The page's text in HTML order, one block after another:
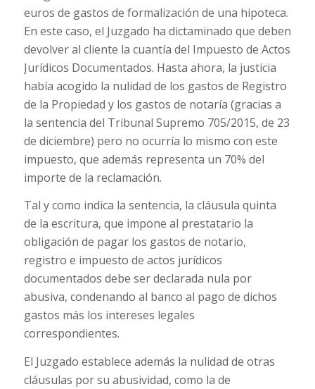
euros de gastos de formalización de una hipoteca.
En este caso, el Juzgado ha dictaminado que deben
devolver al cliente la cuantía del Impuesto de Actos
Jurídicos Documentados. Hasta ahora, la justicia
había acogido la nulidad de los gastos de Registro
de la Propiedad y los gastos de notaría (gracias a
la sentencia del Tribunal Supremo 705/2015, de 23
de diciembre) pero no ocurría lo mismo con este
impuesto, que además representa un 70% del
importe de la reclamación.
Tal y como indica la sentencia, la cláusula quinta
de la escritura, que impone al prestatario la
obligación de pagar los gastos de notario,
registro e impuesto de actos jurídicos
documentados debe ser declarada nula por
abusiva, condenando al banco al pago de dichos
gastos más los intereses legales
correspondientes.
El Juzgado establece además la nulidad de otras
cláusulas por su abusividad, como la de